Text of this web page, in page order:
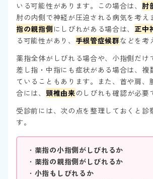
いる可能性があります。この場合は、 肘
肘の内側で神経が圧迫される病気を考え
指の親指側 にしびれがある場合は、 正中
る可能性があり、 手根管症候群などを考
薬指全体がしびれる場合や、小指側だけ
差し指・中指にも症状がある場合は、複
ていることもあります。また、首や肩、
合には、 頸椎由来のしびれも確認が必要
受診前には、次の点を整理しておくと診
す。
・ 薬指の小指側がしびれるか
・ 薬指の親指側がしびれるか
・ 小指もしびれるか